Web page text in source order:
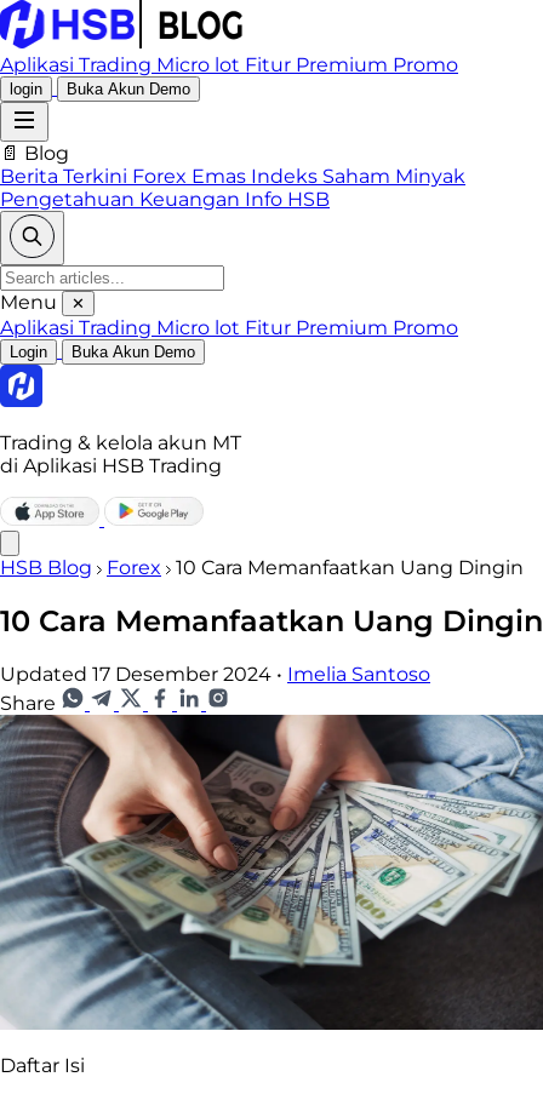
Aplikasi Trading Micro lot Fitur Premium Promo
login Buka Akun Demo
📄 Blog
Berita Terkini Forex Emas Indeks Saham Minyak
Pengetahuan Keuangan Info HSB
Menu ✕
Aplikasi Trading Micro lot Fitur Premium Promo
Login Buka Akun Demo
Trading & kelola akun MT
di Aplikasi HSB Trading
HSB Blog Forex 10 Cara Memanfaatkan Uang Dingin
10 Cara Memanfaatkan Uang Dingin
Updated 17 Desember 2024 • Imelia Santoso
Share
Daftar Isi